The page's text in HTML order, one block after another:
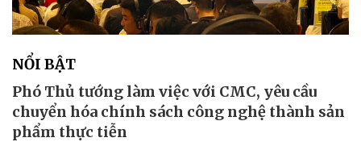
NỔI BẬT
Phó Thủ tướng làm việc với CMC, yêu cầu
chuyển hóa chính sách công nghệ thành sản
phẩm thực tiễn